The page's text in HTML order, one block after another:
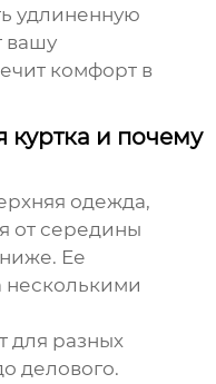
удлиненную
вашу
комфорт в
куртка и почему
одежда,
от середины
Ее
несколькими
для разных
делового.